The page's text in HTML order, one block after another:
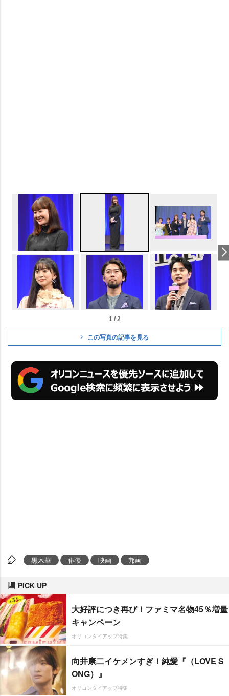
1 / 2
この写真の記事を見る
黒木華 俳優 映画 邦画
PICK UP
大好評につき再び！ファミマ名物45％増量
キャンペーン
オリコンタイアップ特集
向井康二イケメンすぎ！純愛『（LOVE S
ONG）』
オリコンタイアップ特集